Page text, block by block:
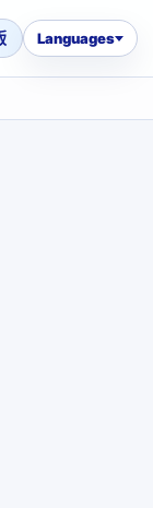
Languages